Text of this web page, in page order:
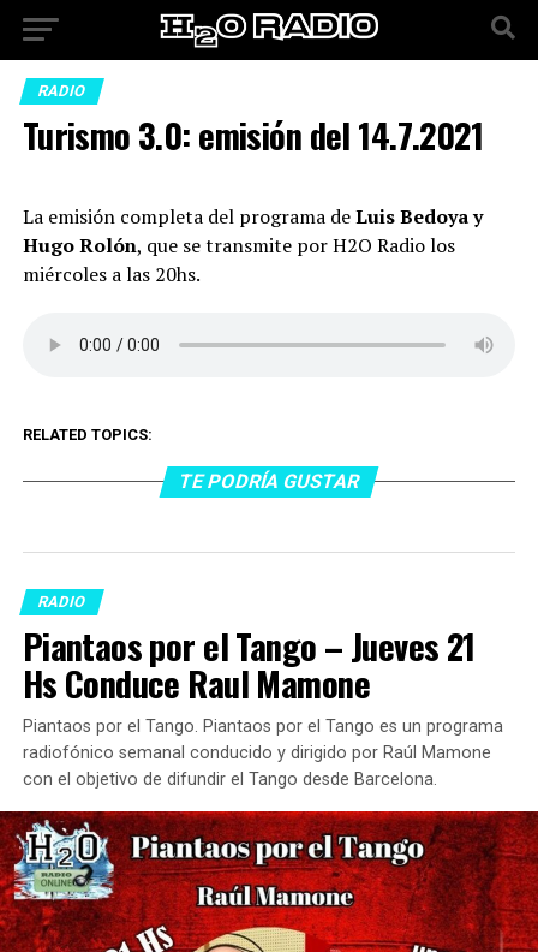
RADIO
Turismo 3.0: emisión del 14.7.2021
La emisión completa del programa deLuis Bedoya y
Hugo Rolón, que se transmite por H2O Radio los
miércoles a las 20hs.
RELATED TOPICS:
TE PODRÍA GUSTAR
RADIO
Piantaos por el Tango – Jueves 21
Hs Conduce Raul Mamone
Piantaos por el Tango. Piantaos por el Tango es un programa
radiofónico semanal conducido y dirigido por Raúl Mamone
con el objetivo de difundir el Tango desde Barcelona.